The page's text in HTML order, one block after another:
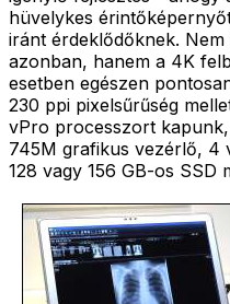
hüvelykes
iránt érdeklődőknek.
azonban, hanem a 4K
esetben egészen
230 ppi pixelsűrűség
vPro processzort kapunk,
745M grafikus vezérlő, 4
128 vagy 156 GB-os SSD